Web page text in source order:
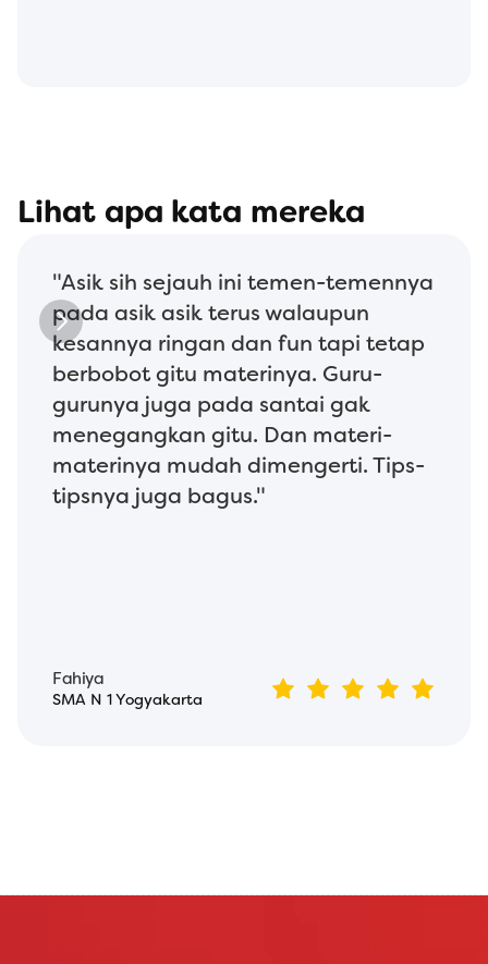
Lihat apa kata mereka
"Asik sih sejauh ini temen-temennya
pada asik asik terus walaupun
kesannya ringan dan fun tapi tetap
berbobot gitu materinya. Guru-
gurunya juga pada santai gak
menegangkan gitu. Dan materi-
materinya mudah dimengerti. Tips-
tipsnya juga bagus."
Fahiya
SMA N 1 Yogyakarta